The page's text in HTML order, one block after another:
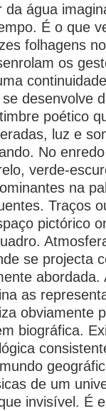
água
É o que
folhagens
os
desenvolve
poético
luz e
No
verde-
na
Traços
pictórico
se projecta
abordada.
as
obviamente
biográfica.
de um
invisível. É